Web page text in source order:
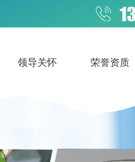
领导关怀 荣誉资质